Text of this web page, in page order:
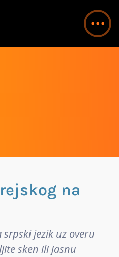
na
srpski jezik uz overu
sken ili jasnu